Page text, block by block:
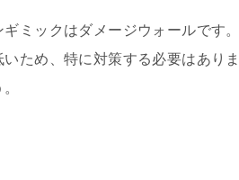
ミックはダメージウォールです
ため、特に対策する必要はありま